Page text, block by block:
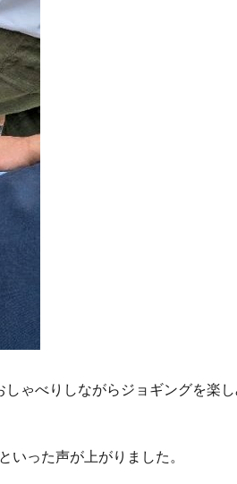
ゃべりしながらジョギングを楽し
いった声が上がりました。